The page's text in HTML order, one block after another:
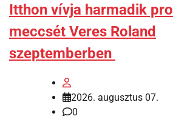
Itthon vívja harmadik
meccsét Veres Roland
szeptemberben
2026. augusztus 07.
0